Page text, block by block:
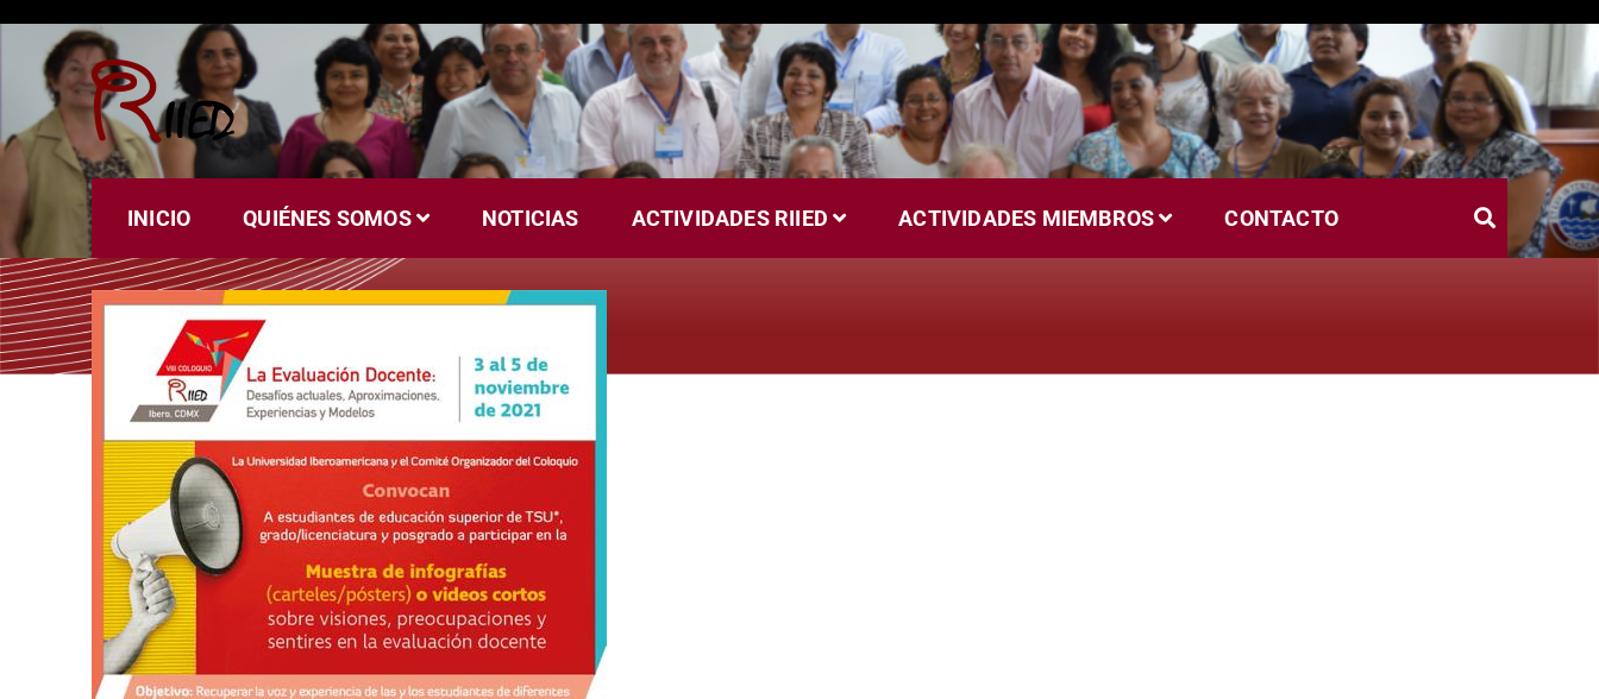
Riied
INICIO QUIÉNES SOMOS NOTICIAS ACTIVIDADES RIIED ACTIVIDADES MIEMBROS CONTACTO